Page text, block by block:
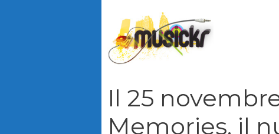
Il 25
Memories, il